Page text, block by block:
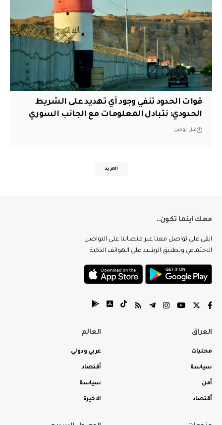
قوات الحدود تنفي وجود أي تهديد على الشريط
الحدودي: نتبادل المعلومات مع الجانب السوري
قبل يومين
المزيد
معك اينما تكون..
ابقى على تواصل معنا عبر منصاتنا على التواصل
الاجتماعي وتطبيق الرشيد على الهواتف الذكية.
العراق
محليات
سياسة
أمن
أقتصاد
العالم
عربي ودولي
أقتصاد
سياسة
الاخيرة